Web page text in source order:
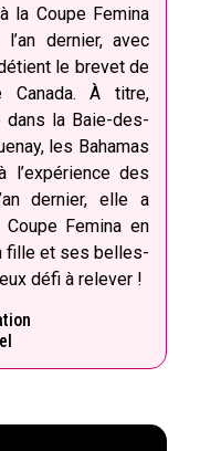
la Coupe Femina
dernier, avec
le brevet de
À titre,
dans la Baie-des-
les Bahamas
l’expérience des
dernier, elle a
Femina en
fille et ses belles-
défi à relever !